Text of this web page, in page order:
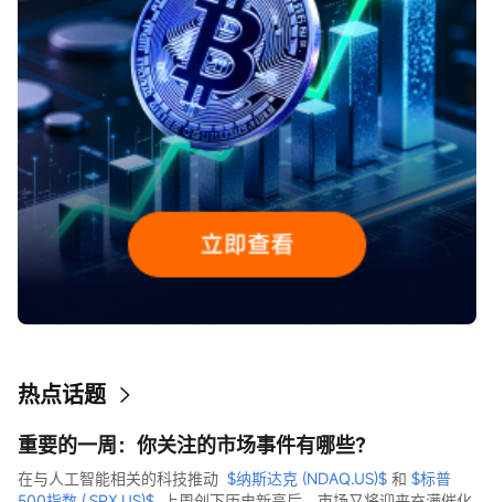
热点话题
重要的一周：你关注的市场事件有哪些？
在与人工智能相关的科技推动 $纳斯达克 (NDAQ.US)$ 和 $标普